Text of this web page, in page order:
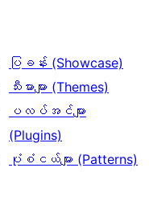
ပြခန်း (Showcase)
သီးမားများ (Themes)
ပလပ်အင်များ
(Plugins)
ပုံစံငယ်များ (Patterns)